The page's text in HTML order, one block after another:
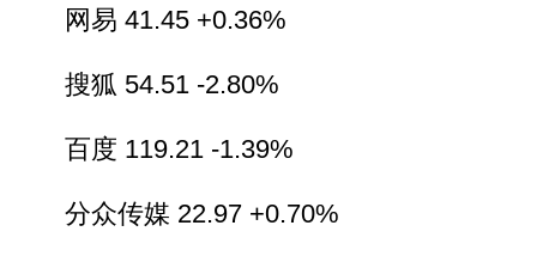
网易 41.45 +0.36%
搜狐 54.51 -2.80%
百度 119.21 -1.39%
分众传媒 22.97 +0.70%